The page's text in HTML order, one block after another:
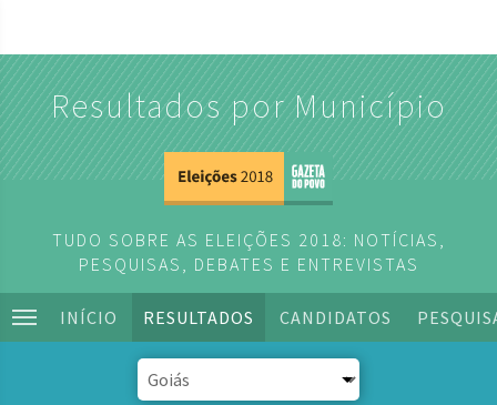
Resultados por Município
TUDO SOBRE AS ELEIÇÕES 2018: NOTÍCIAS,
PESQUISAS, DEBATES E ENTREVISTAS
INÍCIO RESULTADOS CANDIDATOS